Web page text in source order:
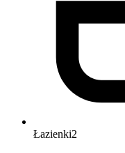
Łazienki2